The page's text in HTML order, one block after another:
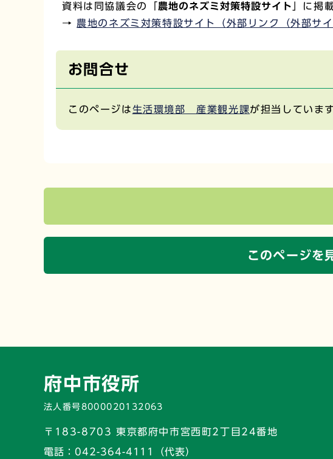
資料は同協議会の「農地のネズミ対策特設サイト
」に掲
→ 農地のネズミ対策特設サイト（外部リンク（外部サイ
お問合せ
このページは生活環境部 産業観光課が担当しています
このページを
府中市役所
法人番号8000020132063
〒183-8703 東京都府中市宮西町2丁目24番地
電話： 042-364-4111（代表）